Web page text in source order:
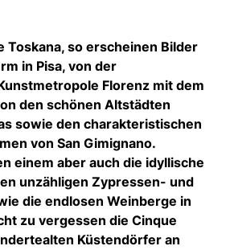
Toskana, so erscheinen Bilder
in Pisa, von der
Florenz mit dem
den schönen Altstädten
sowie den charakteristischen
von San Gimignano.
einem aber auch die idyllische
unzähligen Zypressen- und
die endlosen Weinberge in
zu vergessen die Cinque
Küstendörfer an